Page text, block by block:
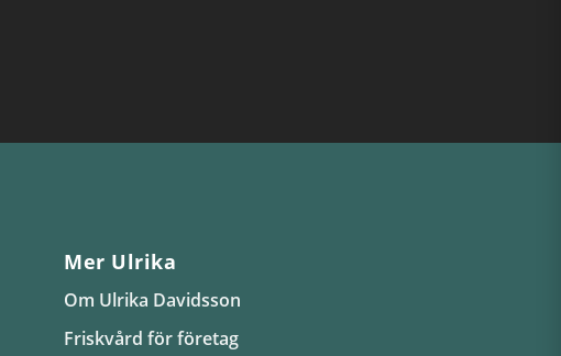
Mer Ulrika
Om Ulrika Davidsson
Friskvård för företag